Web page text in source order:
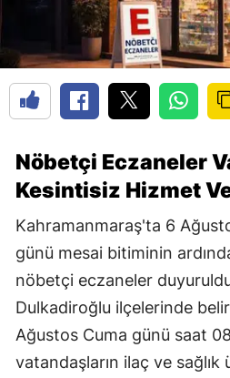
Nöbetçi Eczaneler
Kesintisiz Hizmet
Kahramanmaraş'ta 6
günü mesai bitiminin
nöbetçi eczaneler
Dulkadiroğlu ilçelerinde
Ağustos Cuma günü saat
vatandaşların ilaç ve sağlık